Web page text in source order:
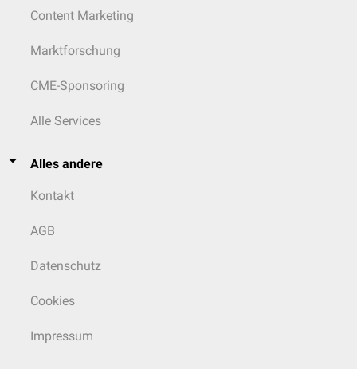
Content Marketing
Marktforschung
CME-Sponsoring
Alle Services
Alles andere
Kontakt
AGB
Datenschutz
Cookies
Impressum